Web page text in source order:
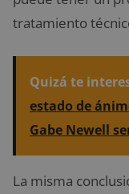
tratamiento
Quizá te
estado de
Gabe Newell
La misma